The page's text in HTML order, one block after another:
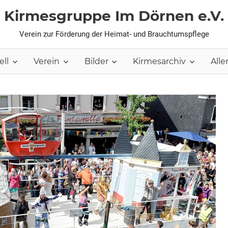
Kirmesgruppe Im Dörnen e.V.
Verein zur Förderung der Heimat- und Brauchtumspflege
Verein Bilder Kirmesarchiv